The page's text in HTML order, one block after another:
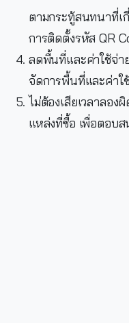
ตามกระทู้สนทนาที่เ
การติดตั้งรหัส QR
ลดพื้นที่และค่าใช้จ่า
จัดการพื้นที่และค่าใ
ไม่ต้องเสียเวลาลอ
แหล่งที่ซื้อ เพื่อตอบ